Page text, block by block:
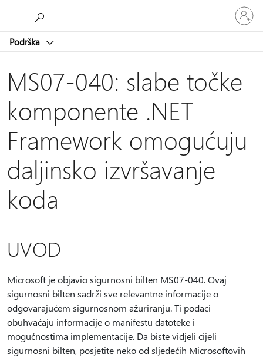
Podrška
Prijavite
se
u
račun
MS07-040: slabe točke
komponente .NET
Framework omogućuju
daljinsko izvršavanje
koda
UVOD
Microsoft je objavio sigurnosni bilten MS07-040. Ovaj
sigurnosni bilten sadrži sve relevantne informacije o
odgovarajućem sigurnosnom ažuriranju. Ti podaci
obuhvaćaju informacije o manifestu datoteke i
mogućnostima implementacije. Da biste vidjeli cijeli
sigurnosni bilten, posjetite neko od sljedećih Microsoftovih